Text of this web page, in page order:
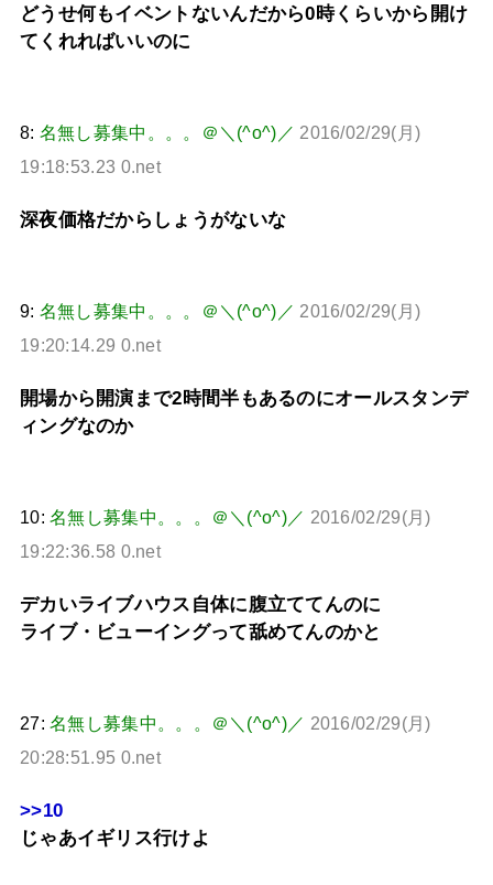
どうせ何もイベントないんだから0時くらいから開け
てくれればいいのに
8: 名無し募集中。。。＠＼(^o^)／ 2016/02/29(月)
19:18:53.23 0.net
深夜価格だからしょうがないな
9: 名無し募集中。。。＠＼(^o^)／ 2016/02/29(月)
19:20:14.29 0.net
開場から開演まで2時間半もあるのにオールスタンデ
ィングなのか
10:名無し募集中。。。＠＼(^o^)／ 2016/02/29(月)
19:22:36.58 0.net
デカいライブハウス自体に腹立ててんのに
ライブ・ビューイングって舐めてんのかと
27:名無し募集中。。。＠＼(^o^)／ 2016/02/29(月)
20:28:51.95 0.net
>>10
じゃあイギリス行けよ